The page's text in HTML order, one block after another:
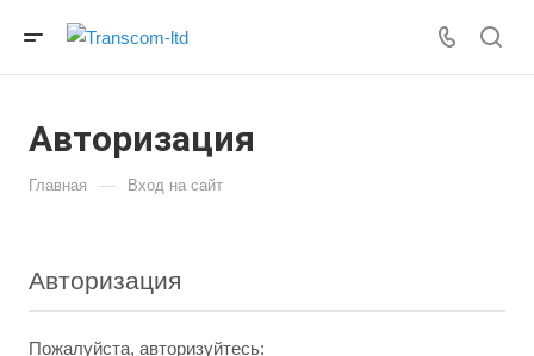
Авторизация
Главная — Вход на сайт
Авторизация
Пожалуйста, авторизуйтесь: